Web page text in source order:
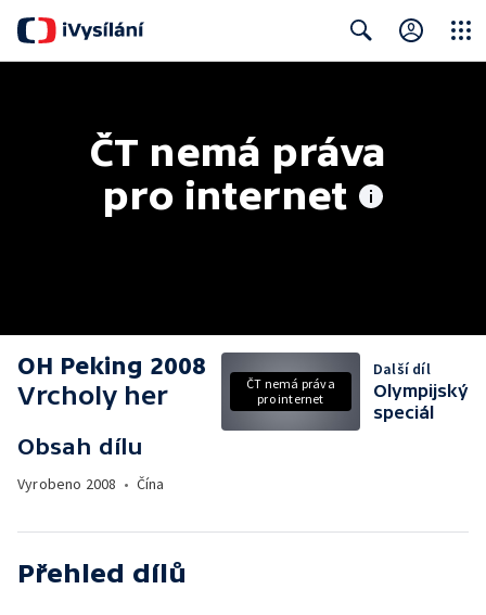
ČT nemá práva
pro internet
OH Peking 2008
Vrcholy her
Obsah dílu
Vyrobeno 2008 • Čína
ČT nemá práva
pro internet
Další díl
Olympijský
speciál
Přehled dílů